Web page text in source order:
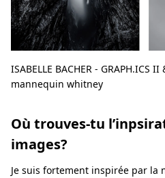
ISABELLE BACHER - GRAPH.ICS II
mannequin whitney
Où trouves-tu
images?
Je suis fortement inspirée par la